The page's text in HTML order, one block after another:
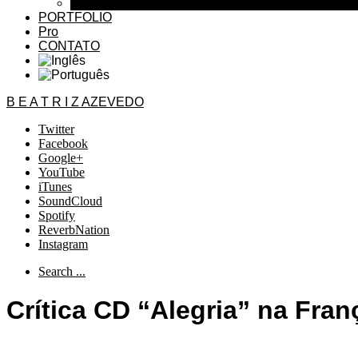
PORTFOLIO
Pro
CONTATO
B E A T R I Z AZEVEDO
Twitter
Facebook
Google+
YouTube
iTunes
SoundCloud
Spotify
ReverbNation
Instagram
Search ...
Crítica CD “Alegria” na